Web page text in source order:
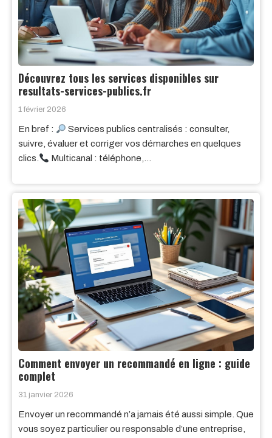
Découvrez tous les services disponibles sur
resultats-services-publics.fr
1 février 2026
En bref :
Services publics centralisés : consulter,
suivre, évaluer et corriger vos démarches en quelques
clics.
Multicanal : téléphone,…
Comment envoyer un recommandé en ligne : guide
complet
31 janvier 2026
Envoyer un recommandé n’a jamais été aussi simple. Que
vous soyez particulier ou responsable d’une entreprise,